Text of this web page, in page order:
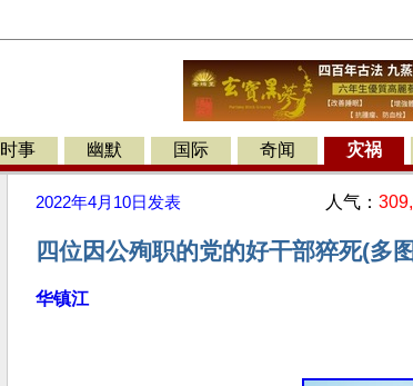
时事 幽默 国际 奇闻 灾祸
2022年4月10日 发表 人气：
四位因公殉职的党的好干部猝死(多
华镇江